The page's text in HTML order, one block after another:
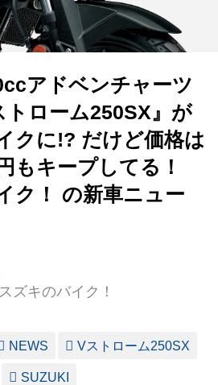
アドベンチャーツ
トローム250SX』が
クに!? だけど価格は
もキープしてる！
ク！ の新車ニュー
ズキのバイク！
NEWS Vストローム250SX
SUZUKI